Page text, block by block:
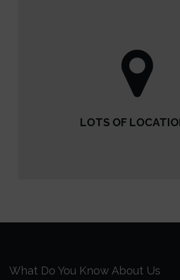
LOTS OF
LOTS OF
What Do You Know About Us